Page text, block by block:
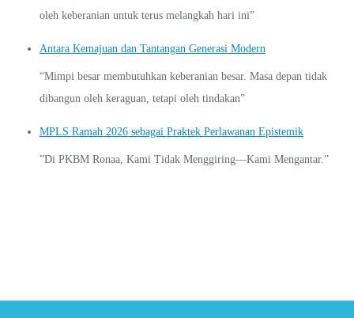
oleh keberanian untuk terus melangkah hari ini”
Antara Kemajuan dan Tantangan Generasi Modern
“Mimpi besar membutuhkan keberanian besar. Masa depan tidak
dibangun oleh keraguan, tetapi oleh tindakan”
MPLS Ramah 2026 sebagai Praktek Perlawanan Epistemik
”Di PKBM Ronaa, Kami Tidak Menggiring—Kami Mengantar.”